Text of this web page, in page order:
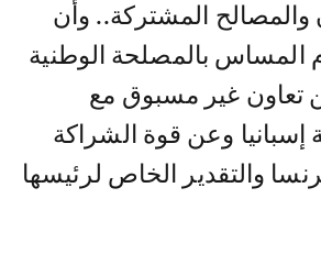
والمصالح المشتركة.. وأن
بالمصلحة الوطنية
عن تعاون غير مسبوق مع
إسبانيا وعن قوة الشراكة
والتقدير الخاص لرئيسها